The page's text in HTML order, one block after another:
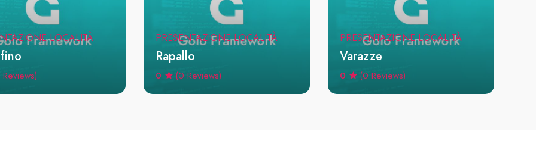
LOCALITÀ PRESENTAZIONE LOCALITÀ
Rapallo
0 (0 Reviews)
PRESENTAZIONE LOCALITÀ
Varazze
0 (0 Reviews)